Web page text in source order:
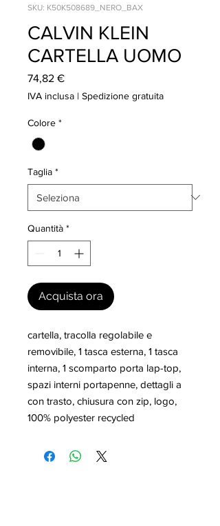
SKU: K50K508689_NERO_BAX
CALVIN KLEIN
CARTELLA UOMO
74,82 €Prezzo
IVA inclusa | Spedizione gratuita
Colore *
Taglia *
Quantità *
Acquista ora
cartella, tracolla regolabile e
removibile, 1 tasca esterna, 1 tasca
interna, 1 scomparto porta lap-top,
spazi interni portapenne, dettagli a
con trasto, chiusura con zip, logo,
100% polyester recycled